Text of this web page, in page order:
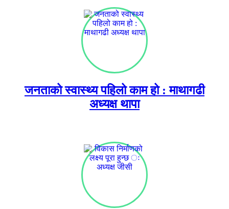
जनताको स्वास्थ्य पहिलो काम हो : माथागढी
अध्यक्ष थापा